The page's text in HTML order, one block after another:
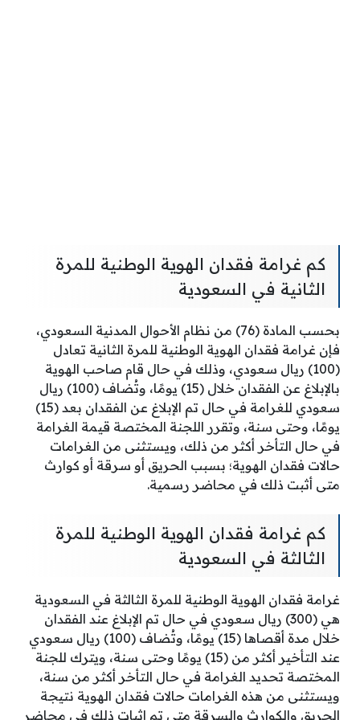
كم غرامة فقدان الهوية الوطنية للمرة
الثانية في السعودية
بحسب المادة (76) من نظام الأحوال المدنية السعودي،
فإن غرامة فقدان الهوية الوطنية للمرة الثانية تعادل
(100) ريال سعودي، وذلك في حال قام صاحب الهوية
بالإبلاغ عن الفقدان خلال (15) يومًا، وتُضاف (100) ريال
سعودي للغرامة في حال تم الإبلاغ عن الفقدان بعد (15)
يومًا، وحتى سنة، وتقرر اللجنة المختصة قيمة الغرامة
في حال التأخر أكثر من ذلك، ويستثنى من الغرامات
حالات فقدان الهوية؛ بسبب الحريق أو سرقة أو كوارث
متى أثبت ذلك في محاضر رسمية.
كم غرامة فقدان الهوية الوطنية للمرة
الثالثة في السعودية
غرامة فقدان الهوية الوطنية للمرة الثالثة في السعودية
هي (300) ريال سعودي في حال تم الإبلاغ عند الفقدان
خلال مدة أقصاها (15) يومًا، وتُضاف (100) ريال سعودي
عند التأخير أكثر من (15) يومًا وحتى سنة، ويترك للجنة
المختصة تحديد الغرامة في حال التأخر أكثر من سنة،
ويستثنى من هذه الغرامات حالات فقدان الهوية نتيجة
الحريق والكوارث والسرقة متى تم إثبات ذلك في محاضر